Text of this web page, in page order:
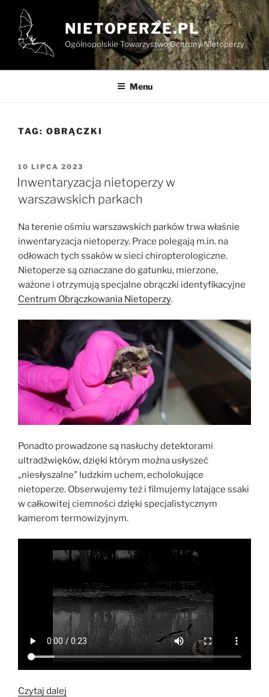
Przejdź
treści
NIETOPERZE.PL
Ogólnopolskie Towarzystwo Ochrony Nietoperzy
Menu
TAG: OBRĄCZKI
OPUBLIKOWANE
W
10 LIPCA 2023
Inwentaryzacja nietoperzy w
warszawskich parkach
Na terenie ośmiu warszawskich parków trwa właśnie
inwentaryzacja nietoperzy. Prace polegają m.in. na
odłowach tych ssaków w sieci chiropterologiczne.
Nietoperze są oznaczane do gatunku, mierzone,
ważone i otrzymują specjalne obrączki identyfikacyjne
Centrum Obrączkowania Nietoperzy.
Ponadto prowadzone są nasłuchy detektorami
ultradźwięków, dzięki którym można usłyszeć
„niesłyszalne” ludzkim uchem, echolokujące
nietoperze. Obserwujemy też i filmujemy latające ssaki
w całkowitej ciemności dzięki specjalistycznym
kamerom termowizyjnym.
Czytaj dalej